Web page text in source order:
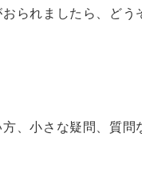
られましたら、ど
、小さな疑問、質